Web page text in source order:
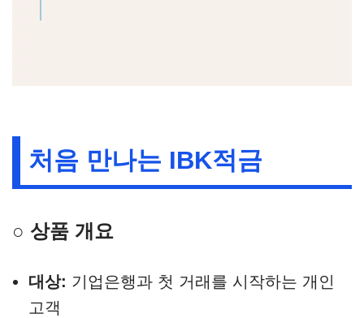
처음 만나는 IBK적금
○ 상품 개요
대상: 기업은행과 첫 거래를 시작하는 개인
고객